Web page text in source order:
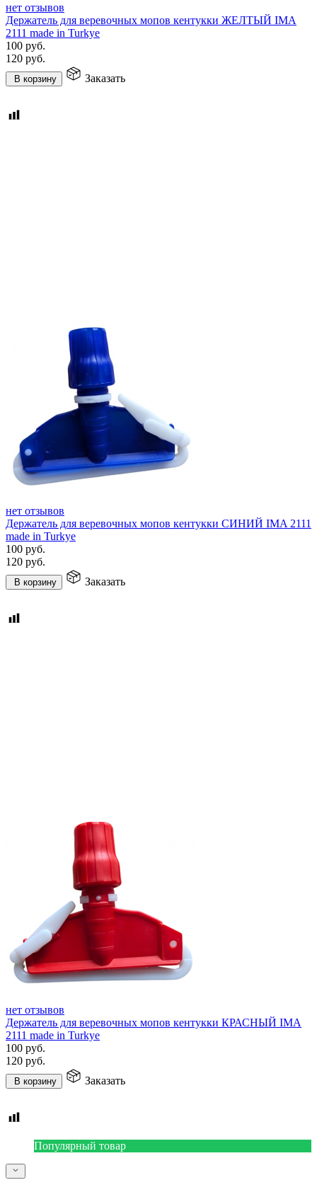
нет отзывов
Держатель для веревочных мопов кентукки ЖЕЛТЫЙ IMA
2111 made in Turkye
100 руб.
120 руб.
В корзину Заказать
нет отзывов
Держатель для веревочных мопов кентукки СИНИЙ IMA 2111
made in Turkye
100 руб.
120 руб.
В корзину Заказать
нет отзывов
Держатель для веревочных мопов кентукки КРАСНЫЙ IMA
2111 made in Turkye
100 руб.
120 руб.
В корзину Заказать
Популярный товар